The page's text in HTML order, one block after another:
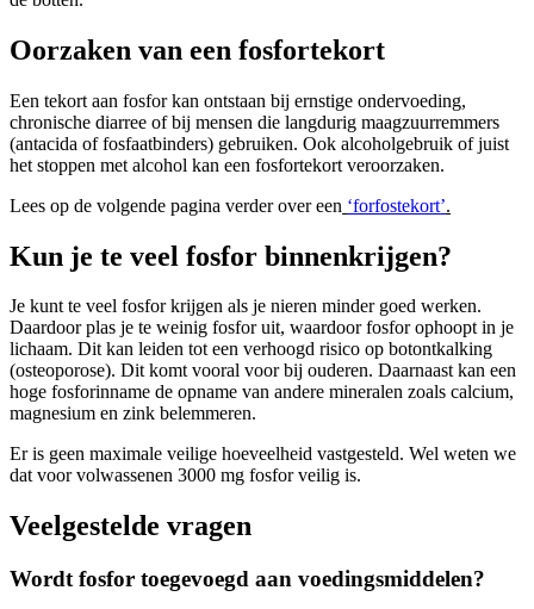
Oorzaken van een fosfortekort
Een tekort aan fosfor kan ontstaan bij ernstige ondervoeding,
chronische diarree of bij mensen die langdurig maagzuurremmers
(antacida of fosfaatbinders) gebruiken. Ook alcoholgebruik of juist
het stoppen met alcohol kan een fosfortekort veroorzaken.
Lees op de volgende pagina verder over een ‘forfostekort’.
Kun je te veel fosfor binnenkrijgen?
Je kunt te veel fosfor krijgen als je nieren minder goed werken.
Daardoor plas je te weinig fosfor uit, waardoor fosfor ophoopt in je
lichaam. Dit kan leiden tot een verhoogd risico op botontkalking
(osteoporose). Dit komt vooral voor bij ouderen. Daarnaast kan een
hoge fosforinname de opname van andere mineralen zoals calcium,
magnesium en zink belemmeren.
Er is geen maximale veilige hoeveelheid vastgesteld. Wel weten we
dat voor volwassenen 3000 mg fosfor veilig is.
Veelgestelde vragen
Wordt fosfor toegevoegd aan voedingsmiddelen?